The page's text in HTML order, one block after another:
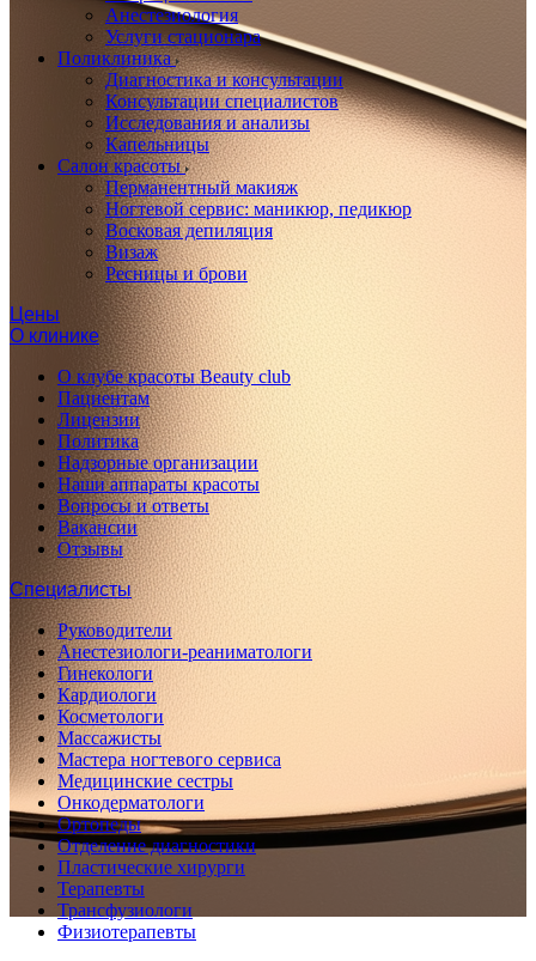
Анестезиология
Услуги стационара
Поликлиника
Диагностика и консультации
Консультации специалистов
Исследования и анализы
Капельницы
Салон красоты
Перманентный макияж
Ногтевой сервис: маникюр, педикюр
Восковая депиляция
Визаж
Ресницы и брови
Цены
О клинике
О клубе красоты Beauty club
Пациентам
Лицензии
Политика
Надзорные организации
Наши аппараты красоты
Вопросы и ответы
Вакансии
Отзывы
Специалисты
Руководители
Анестезиологи-реаниматологи
Гинекологи
Кардиологи
Косметологи
Массажисты
Мастера ногтевого сервиса
Медицинские сестры
Онкодерматологи
Ортопеды
Отделение диагностики
Пластические хирурги
Терапевты
Трансфузиологи
Физиотерапевты